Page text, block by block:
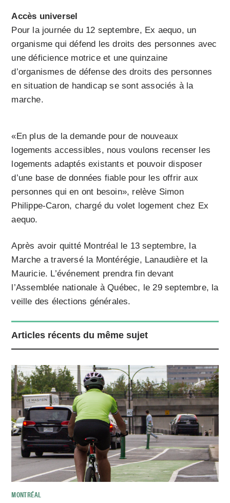
Accès universel
Pour la journée du 12 septembre, Ex aequo, un
organisme qui défend les droits des personnes avec
une déficience motrice et une quinzaine
d’organismes de défense des droits des personnes
en situation de handicap se sont associés à la
marche.
«En plus de la demande pour de nouveaux
logements accessibles, nous voulons recenser les
logements adaptés existants et pouvoir disposer
d’une base de données fiable pour les offrir aux
personnes qui en ont besoin», relève Simon
Philippe-Caron, chargé du volet logement chez Ex
aequo.
Après avoir quitté Montréal le 13 septembre, la
Marche a traversé la Montérégie, Lanaudière et la
Mauricie. L’événement prendra fin devant
l’Assemblée nationale à Québec, le 29 septembre, la
veille des élections générales.
Articles récents du même sujet
MONTRÉAL